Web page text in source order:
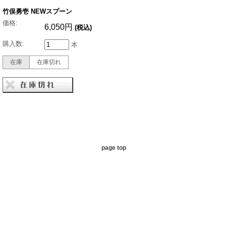
竹俣勇壱 NEWスプーン
価格:
6,050円 (税込)
購入数: 本
在庫 在庫切れ
page top